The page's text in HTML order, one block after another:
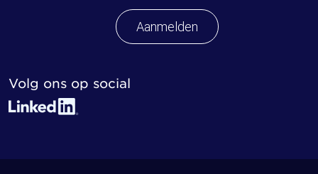
Aanmelden
Volg ons op social